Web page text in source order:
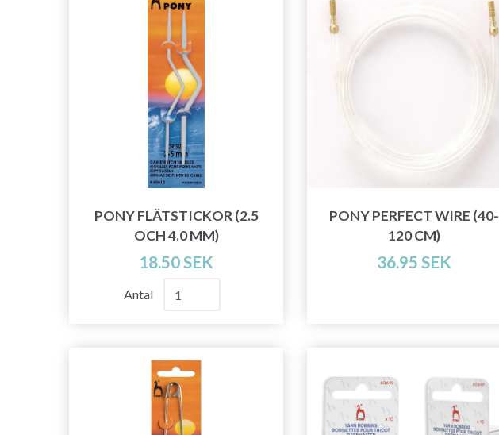
PONY FLÄTSTICKOR (2.5
OCH 4.0 MM)
18.50 SEK
Antal
PONY PERFECT WIRE (40-
120 CM)
36.95 SEK